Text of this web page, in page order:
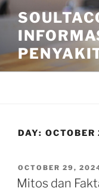
Skip
to
content
DAY:
POSTED
ON
OCTOBER 29,
Mitos dan